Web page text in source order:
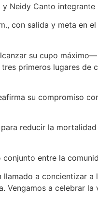
Neidy Canto
con salida y meta en
su cupo
primeros lugares de
su compromiso
reducir la
entre la
a concientizar
Vengamos a celebrar la